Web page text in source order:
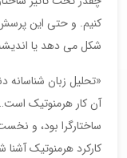
کنیم. و حتی این پرسش
شکل می دهد یا
«تحلیل زبان
آن کار هرمنوتیک است…
ساختارگرا بود، و
کارکرد هرمنوتیک